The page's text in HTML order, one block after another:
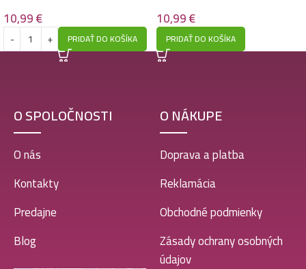
Luxure EDP women 100ml-Vestito Brillar Cristal –
Luxure EDP women 100ml-Cool Glam in Red –
10,99
Luxure EDP women 100ml-Amber Story Burning
Cherry – (Kayali – Lovefers Burning Cherry 28) –
P1015
10,99€
PRIDAŤ DO KOŠÍKA
Sugared Patchouli 64) – P1034
10,99€
PRIDAŤ DO KOŠÍKA
O SPOLOČNOSTI
O nás
Kontakty
Predajne
Blog
O NÁKUPE
Doprava a platba
Reklamácia
Obchodné podmienky
Zásady ochrany osobných
údajov